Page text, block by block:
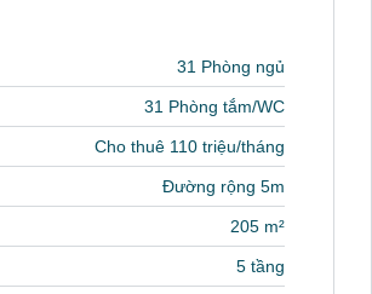
31 Phòng ngủ
31 Phòng tắm/WC
Cho thuê 110 triệu/tháng
Đường rộng 5m
205 m²
5 tầng